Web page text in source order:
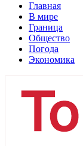
Главная
В мире
Граница
Общество
Погода
Экономика